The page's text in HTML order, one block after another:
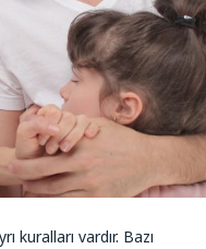
kuralları vardır. Bazı